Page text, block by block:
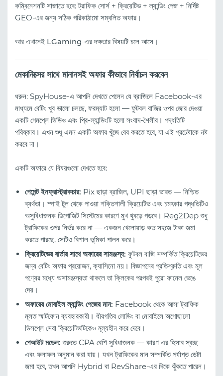
কম্বিনেশনটি সাজাতে হবে: ট্রাফিক সোর্স + ক্রিয়েটিভ + ল্যান্ডিং পেজ + নির্দিষ্ট
GEO-এর জন্য সঠিক পরিকাঠামো সম্বলিত অফার।
আর এখানেই LGaming-এর দক্ষতার বিষয়টি চলে আসে।
মেকানিক্সের সাথে মানানসই অফার কীভাবে নির্বাচন করবেন
ধরুন: SpyHouse-এ আপনি দেখতে পেলেন যে ব্রাজিলে Facebook-এর
মাধ্যমে বেটিং খুব ভালো চলছে, ফরম্যাট হলো — ফুটবল বাজির ওপর জোর দেওয়া
একটি গেমপ্লে ভিডিও এবং প্রি-ল্যান্ডিংটি হলো সংবাদ-শৈলীর। পদ্ধতিটি
পরিষ্কার। এখন শুধু এমন একটি অফার খুঁজে বের করতে হবে, যা এই প্রচেষ্টাকে নষ্ট
করবে না।
একটি অফারে যে বিষয়গুলো দেখতে হবে:
পেমেন্ট ইনফ্রাস্ট্রাকচার: Pix ছাড়া ব্রাজিল, UPI ছাড়া ভারত — নিশ্চিত
ব্যর্থতা। স্পাই টুল থেকে পাওয়া শক্তিশালী ক্রিয়েটিভ এবং চমৎকার পদ্ধতিটিও
অসুবিধাজনক ডিপোজিট সিস্টেমের কারণে মুখ থুবড়ে পড়বে। Reg2Dep শুধু
ট্রাফিকের ওপর নির্ভর করে না — একজন খেলোয়াড় কত সহজে টাকা জমা
করতে পারছে, সেটিও বিশাল ভূমিকা পালন করে।
ক্রিয়েটিভের বার্তার সাথে অফারের সামঞ্জস্য: ফুটবল বাজি সম্পর্কিত ক্রিয়েটিভের
জন্য বেটিং অফার প্রয়োজন, ক্যাসিনো নয়। বিজ্ঞাপনের প্রতিশ্রুতি এবং মূল
পণ্যের মধ্যে অসামঞ্জস্যতা থাকলে তা ক্লিকের পরপরই পুরো ফানেল ভেঙে
দেয়।
অফারের মোবাইল ল্যান্ডিং পেজের মান: Facebook থেকে আসা ট্রাফিক
মূলত স্মার্টফোন ব্যবহারকারী। ধীরগতির লোডিং বা মোবাইলে অগোছালো
ডিসপ্লে সেরা ক্রিয়েটিভটিকেও মূল্যহীন করে দেবে।
পেআউট মডেল: শুরুতে CPA বেশি সুবিধাজনক — কারণ এর হিসাব স্বচ্ছ
এবং ফলাফল অনুমান করা যায়। যখন ট্রাফিকের মান সম্পর্কিত পর্যাপ্ত ডেটা
জমা হবে, তখন আপনি Hybrid বা RevShare-এর দিকে ঝুঁকতে পারেন।